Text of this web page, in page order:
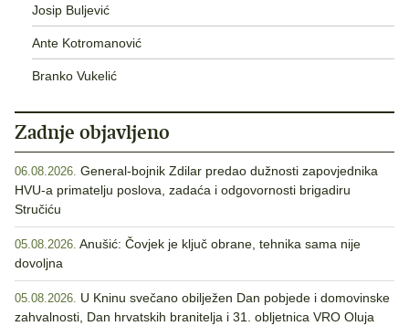
Josip Buljević
Ante Kotromanović
Branko Vukelić
Zadnje objavljeno
06.08.2026. General-bojnik Zdilar predao dužnosti zapovjednika
HVU-a primatelju poslova, zadaća i odgovornosti brigadiru
Stručiću
05.08.2026. Anušić: Čovjek je ključ obrane, tehnika sama nije
dovoljna
05.08.2026. U Kninu svečano obilježen Dan pobjede i domovinske
zahvalnosti, Dan hrvatskih branitelja i 31. obljetnica VRO Oluja